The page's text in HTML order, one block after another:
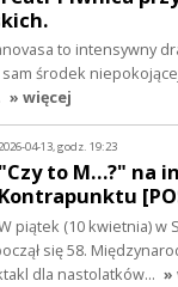
to intensywny
środek
» więcej
04-13, godz. 19:23
"Czy to M…?" na
Kontrapunktu
piątek (10 kwietnia) w
się 58.
dla nastolatków… »